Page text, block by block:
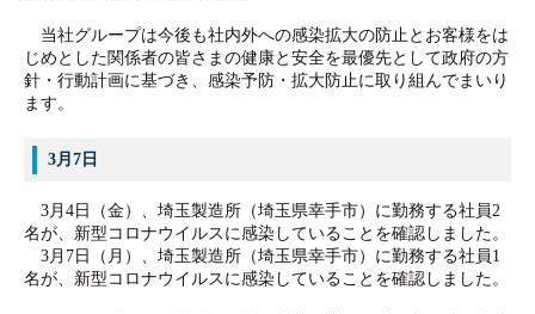
当社グループは今後も社内外への感染拡大の防止とお客様をは
じめとした関係者の皆さまの健康と安全を最優先として政府の方
針・行動計画に基づき、感染予防・拡大防止に取り組んでまいり
ます。
3月7日
3月4日（金）、埼玉製造所（埼玉県幸手市）に勤務する社員2
名が、新型コロナウイルスに感染していることを確認しました。
3月7日（月）、埼玉製造所（埼玉県幸手市）に勤務する社員1
名が、新型コロナウイルスに感染していることを確認しました。